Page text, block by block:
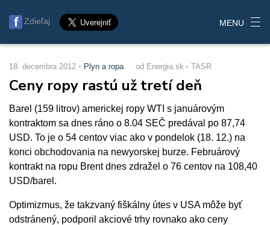
Zdieľaj MENU
18. decembra 2012 Plyn a ropa od Energia.sk TASR
Ceny ropy rastú už tretí deň
Barel (159 litrov) americkej ropy WTI s januárovým
kontraktom sa dnes ráno o 8.04 SEČ predával po 87,74
USD. To je o 54 centov viac ako v pondelok (18. 12.) na
konci obchodovania na newyorskej burze. Februárový
kontrakt na ropu Brent dnes zdražel o 76 centov na 108,40
USD/barel.
Optimizmus, že takzvaný fiškálny útes v USA môže byť
odstránený, podporil akciové trhy rovnako ako ceny